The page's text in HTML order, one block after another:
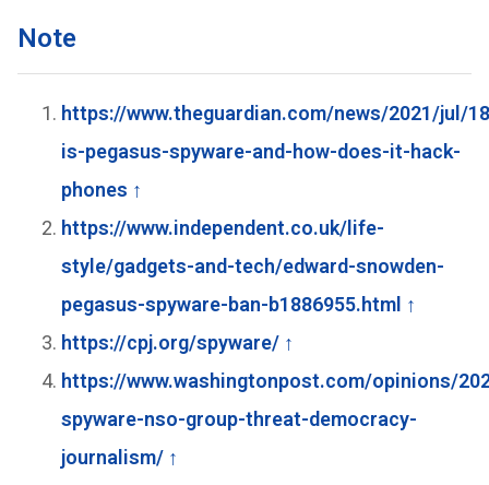
Note
https://www.theguardian.com/news/2021/jul/
is-pegasus-spyware-and-how-does-it-hack-
phones ↑
https://www.independent.co.uk/life-
style/gadgets-and-tech/edward-snowden-
pegasus-spyware-ban-b1886955.html ↑
https://cpj.org/spyware/ ↑
https://www.washingtonpost.com/opinions/
spyware-nso-group-threat-democracy-
journalism/ ↑